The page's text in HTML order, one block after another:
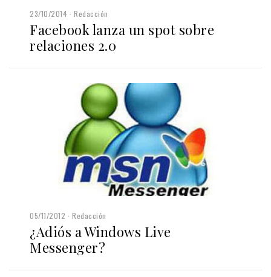
23/10/2014 Redacción
Facebook lanza un spot sobre
relaciones 2.0
05/11/2012 Redacción
¿Adiós a Windows Live
Messenger?